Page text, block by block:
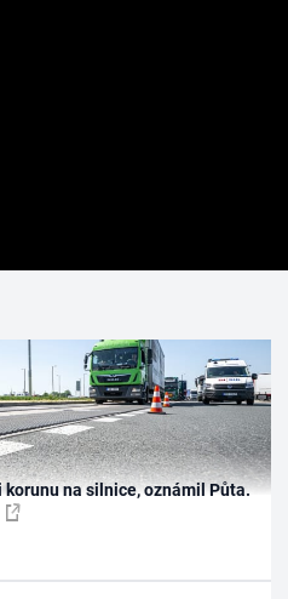
na silnice, oznámil Půta.